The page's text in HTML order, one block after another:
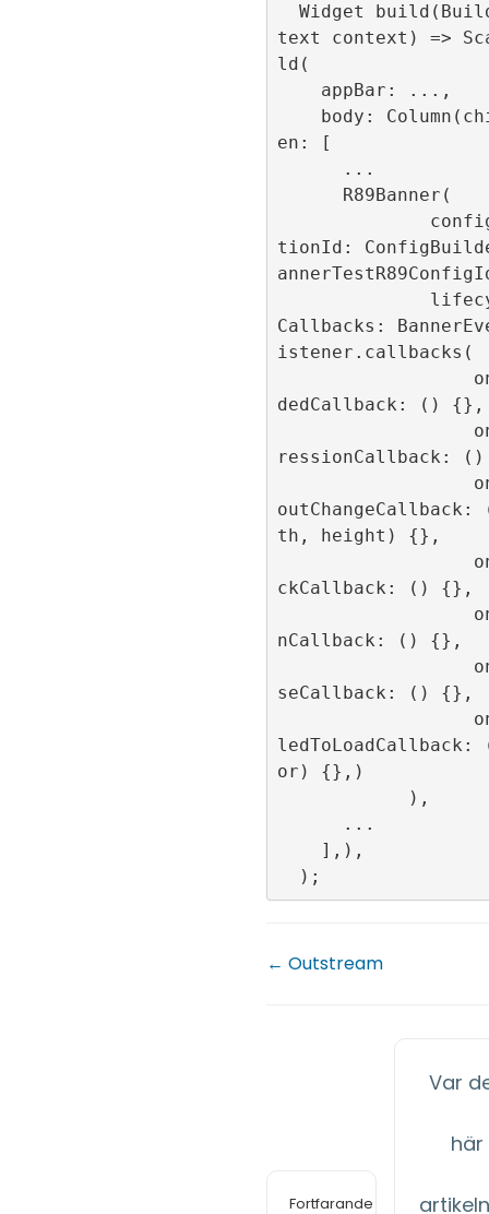
text context) =>
ld(
en: [
tionId:
Callbacks:
istener.callbacks(
dedCallback: () {},
ressionCallback:
outChangeCallback:
th, height) {},
ckCallback: () {},
nCallback: () {},
seCallback: () {},
or) {},)
← Outstream
Fortfarande
Var
här